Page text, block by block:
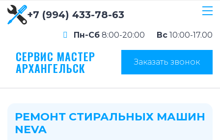
+7 (994) 433-78-63
Пн-Сб 8:00-20:00 Вс 10:00-17.00
СЕРВИС МАСТЕР
АРХАНГЕЛЬСК Заказать звонок
РЕМОНТ СТИРАЛЬНЫХ МАШИН
NEVA